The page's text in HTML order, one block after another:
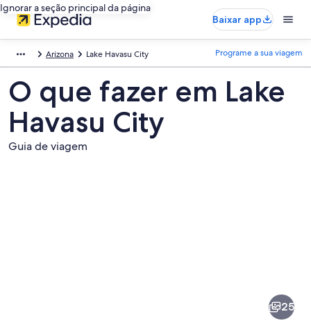
Ignorar a seção principal da página
Baixar app
Arizona Lake Havasu City Programe a sua viagem
O que fazer em Lake
Havasu City
Guia de viagem
25